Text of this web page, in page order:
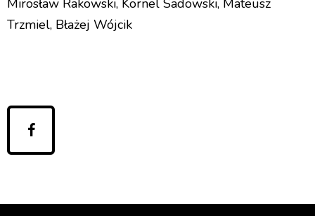
Mirosław Rakowski, Kornel Sadowski, Mateusz
Trzmiel, Błażej Wójcik